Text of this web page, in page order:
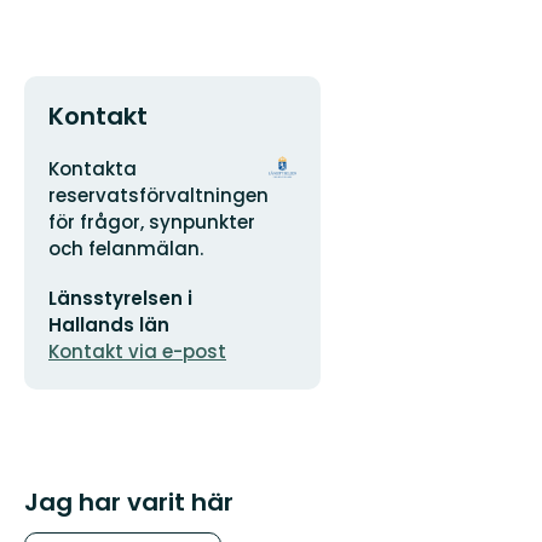
Kontakt
Adress
Kontakta
reservatsförvaltningen
för frågor, synpunkter
och felanmälan.
postadress
Länsstyrelsen i
Hallands län
Kontakt via e-post
Organisationens
Jag har varit här